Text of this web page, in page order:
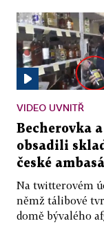
VIDEO UVNITŘ
Becherovka
obsadili
české
Na twitterovém
němž tálibové
domě bývalého